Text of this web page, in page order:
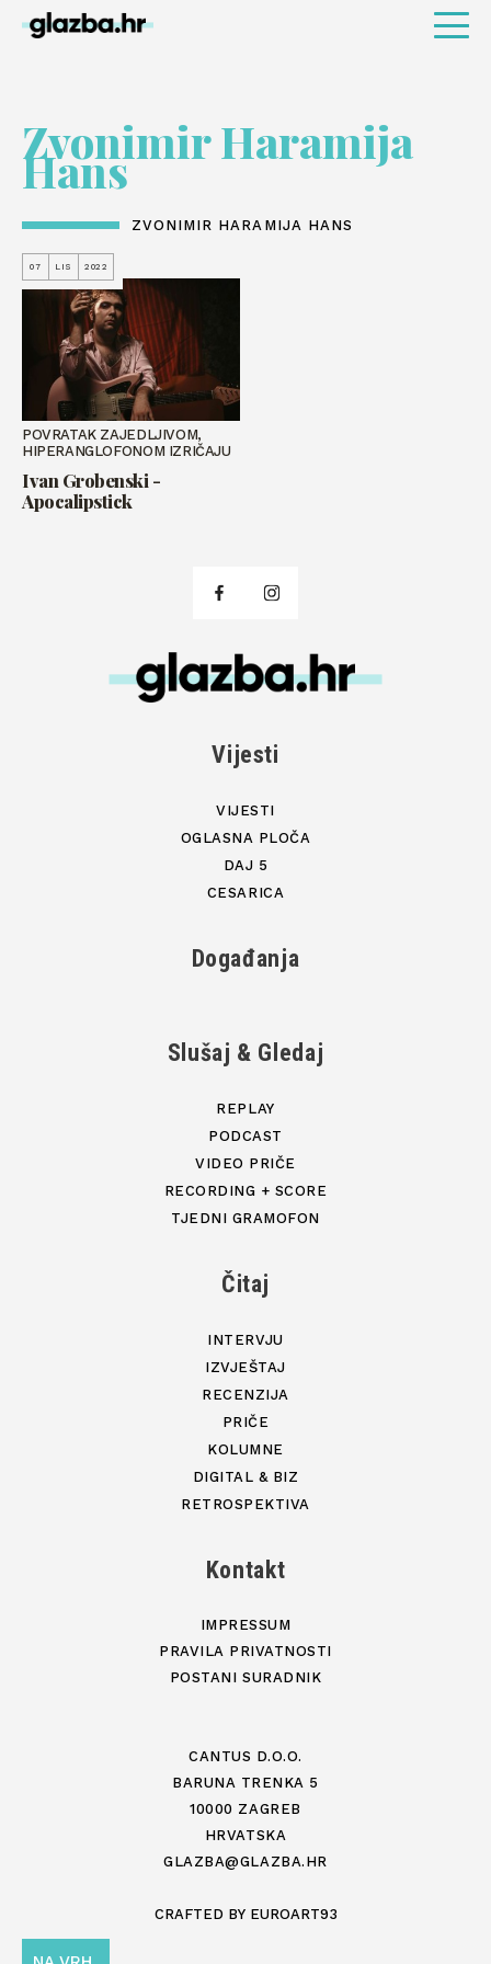
Zvonimir Haramija
Hans
ZVONIMIR HARAMIJA HANS
07 LIS 2022
POVRATAK ZAJEDLJIVOM,
HIPERANGLOFONOM IZRIČAJU
Ivan Grobenski -
Apocalipstick
Vijesti
VIJESTI
OGLASNA PLOČA
DAJ 5
CESARICA
Događanja
Slušaj & Gledaj
REPLAY
PODCAST
VIDEO PRIČE
RECORDING + SCORE
TJEDNI GRAMOFON
Čitaj
INTERVJU
IZVJEŠTAJ
RECENZIJA
PRIČE
KOLUMNE
DIGITAL & BIZ
RETROSPEKTIVA
Kontakt
IMPRESSUM
PRAVILA PRIVATNOSTI
POSTANI SURADNIK
CANTUS D.O.O.
BARUNA TRENKA 5
10000 ZAGREB
HRVATSKA
GLAZBA@GLAZBA.HR
CRAFTED BY EUROART93